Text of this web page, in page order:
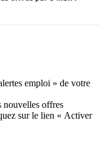
emploi » de votre
nouvelles offres
sur le lien « Activer